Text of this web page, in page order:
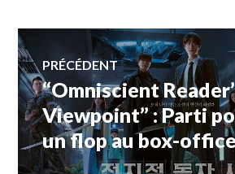
Navigation
de
l’article
PRÉCÉDENT
Article
précédent :
“Omniscient
Viewpoint” : Parti
un flop au box-